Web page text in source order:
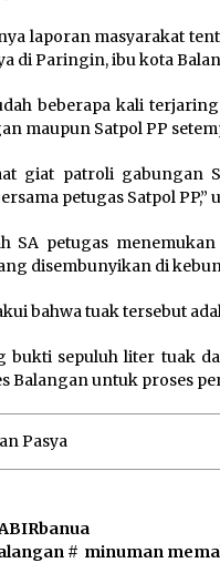
laporan masyarakat
di Paringin, ibu kota
beberapa kali
maupun Satpol PP
giat patroli gabungan
petugas Satpol PP,”
SA petugas
disembunyikan di
bahwa tuak tersebut
bukti sepuluh liter tuak
Balangan untuk proses
Pasya
# minuman